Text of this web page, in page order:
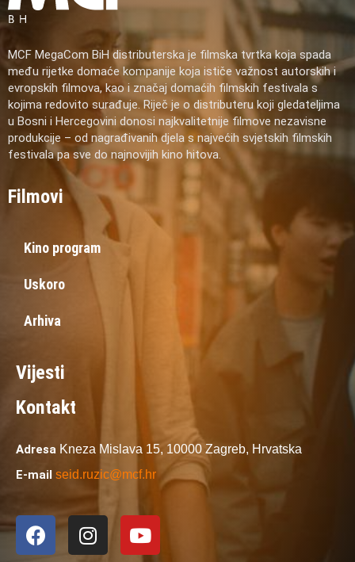
MCF MegaCom BiH distributerska je filmska tvrtka koja spada
među rijetke domaće kompanije koja ističe važnost autorskih i
evropskih filmova, kao i značaj domaćih filmskih festivala s
kojima redovito surađuje. Riječ je o distributeru koji gledateljima
u Bosni i Hercegovini donosi najkvalitetnije filmove nezavisne
produkcije – od nagrađivanih djela s najvećih svjetskih filmskih
festivala pa sve do najnovijih kino hitova.
Filmovi
Kino program
Uskoro
Arhiva
Vijesti
Kontakt
Adresa Kneza Mislava 15, 10000 Zagreb, Hrvatska
E-mail seid.ruzic@mcf.hr